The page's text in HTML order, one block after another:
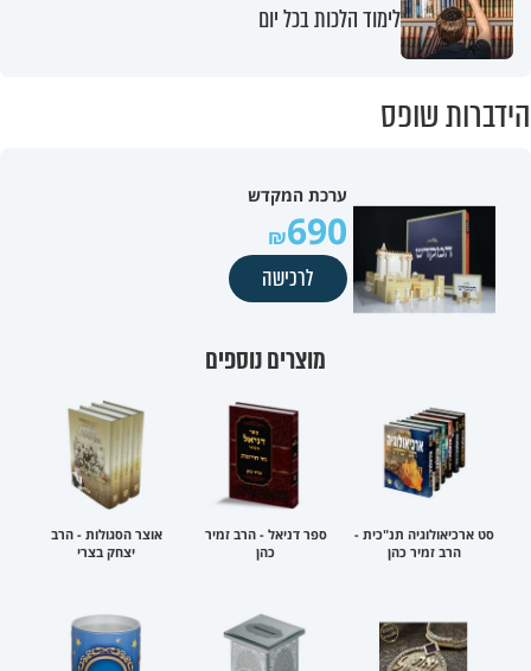
לימוד הלכות בכל יום
הידברות שופס
ערכת המקדש
690
לרכישה
מוצרים נוספים
סט ארכיאולוגיה תנ"כית -
הרב זמיר כהן
ספר דניאל - הרב זמיר
כהן
אוצר הסגולות - הרב
יצחק בצרי